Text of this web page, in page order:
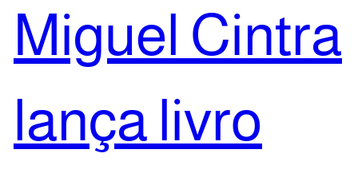
Miguel Cin­tra
lan­ça livro